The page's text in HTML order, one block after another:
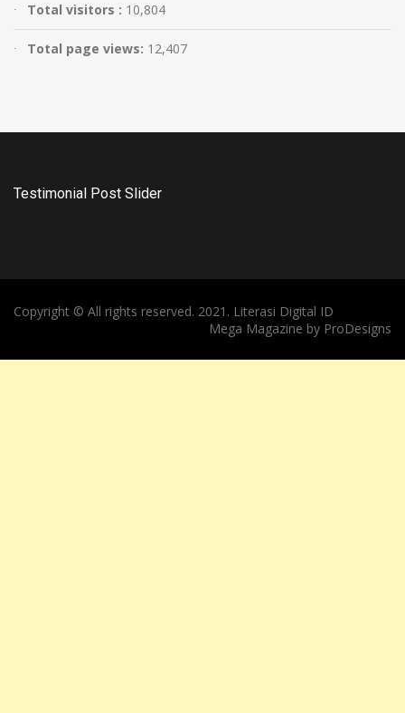
Total visitors : 10,804
Total page views: 12,407
Testimonial Post Slider
Copyright © All rights reserved. 2021. Literasi Digital ID
Mega Magazine by ProDesigns